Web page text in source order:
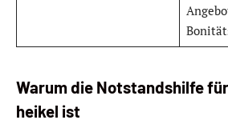
Warum die Notstandshilfe
heikel ist